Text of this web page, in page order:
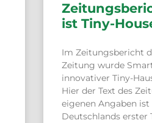
ist Tiny-
Im Zeitungsbericht
Zeitung wurde
innovativer Tiny-
Hier der Text des
eigenen Angaben
Deutschlands erster